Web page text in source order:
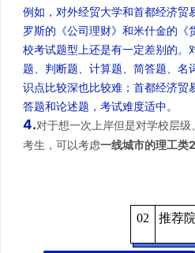
例如，对外经贸大学和首都经济贸
罗斯的《公司理财》和米什金的《
校考试题型上还是有一定差别的。
题、判断题、计算题、简答题、名
识点比较深也比较难；首都经济贸
答题和论述题，考试难度适中。
4.对于想一次上岸但是对学校层
考生，可以考虑一线城市的理工类
02 推荐